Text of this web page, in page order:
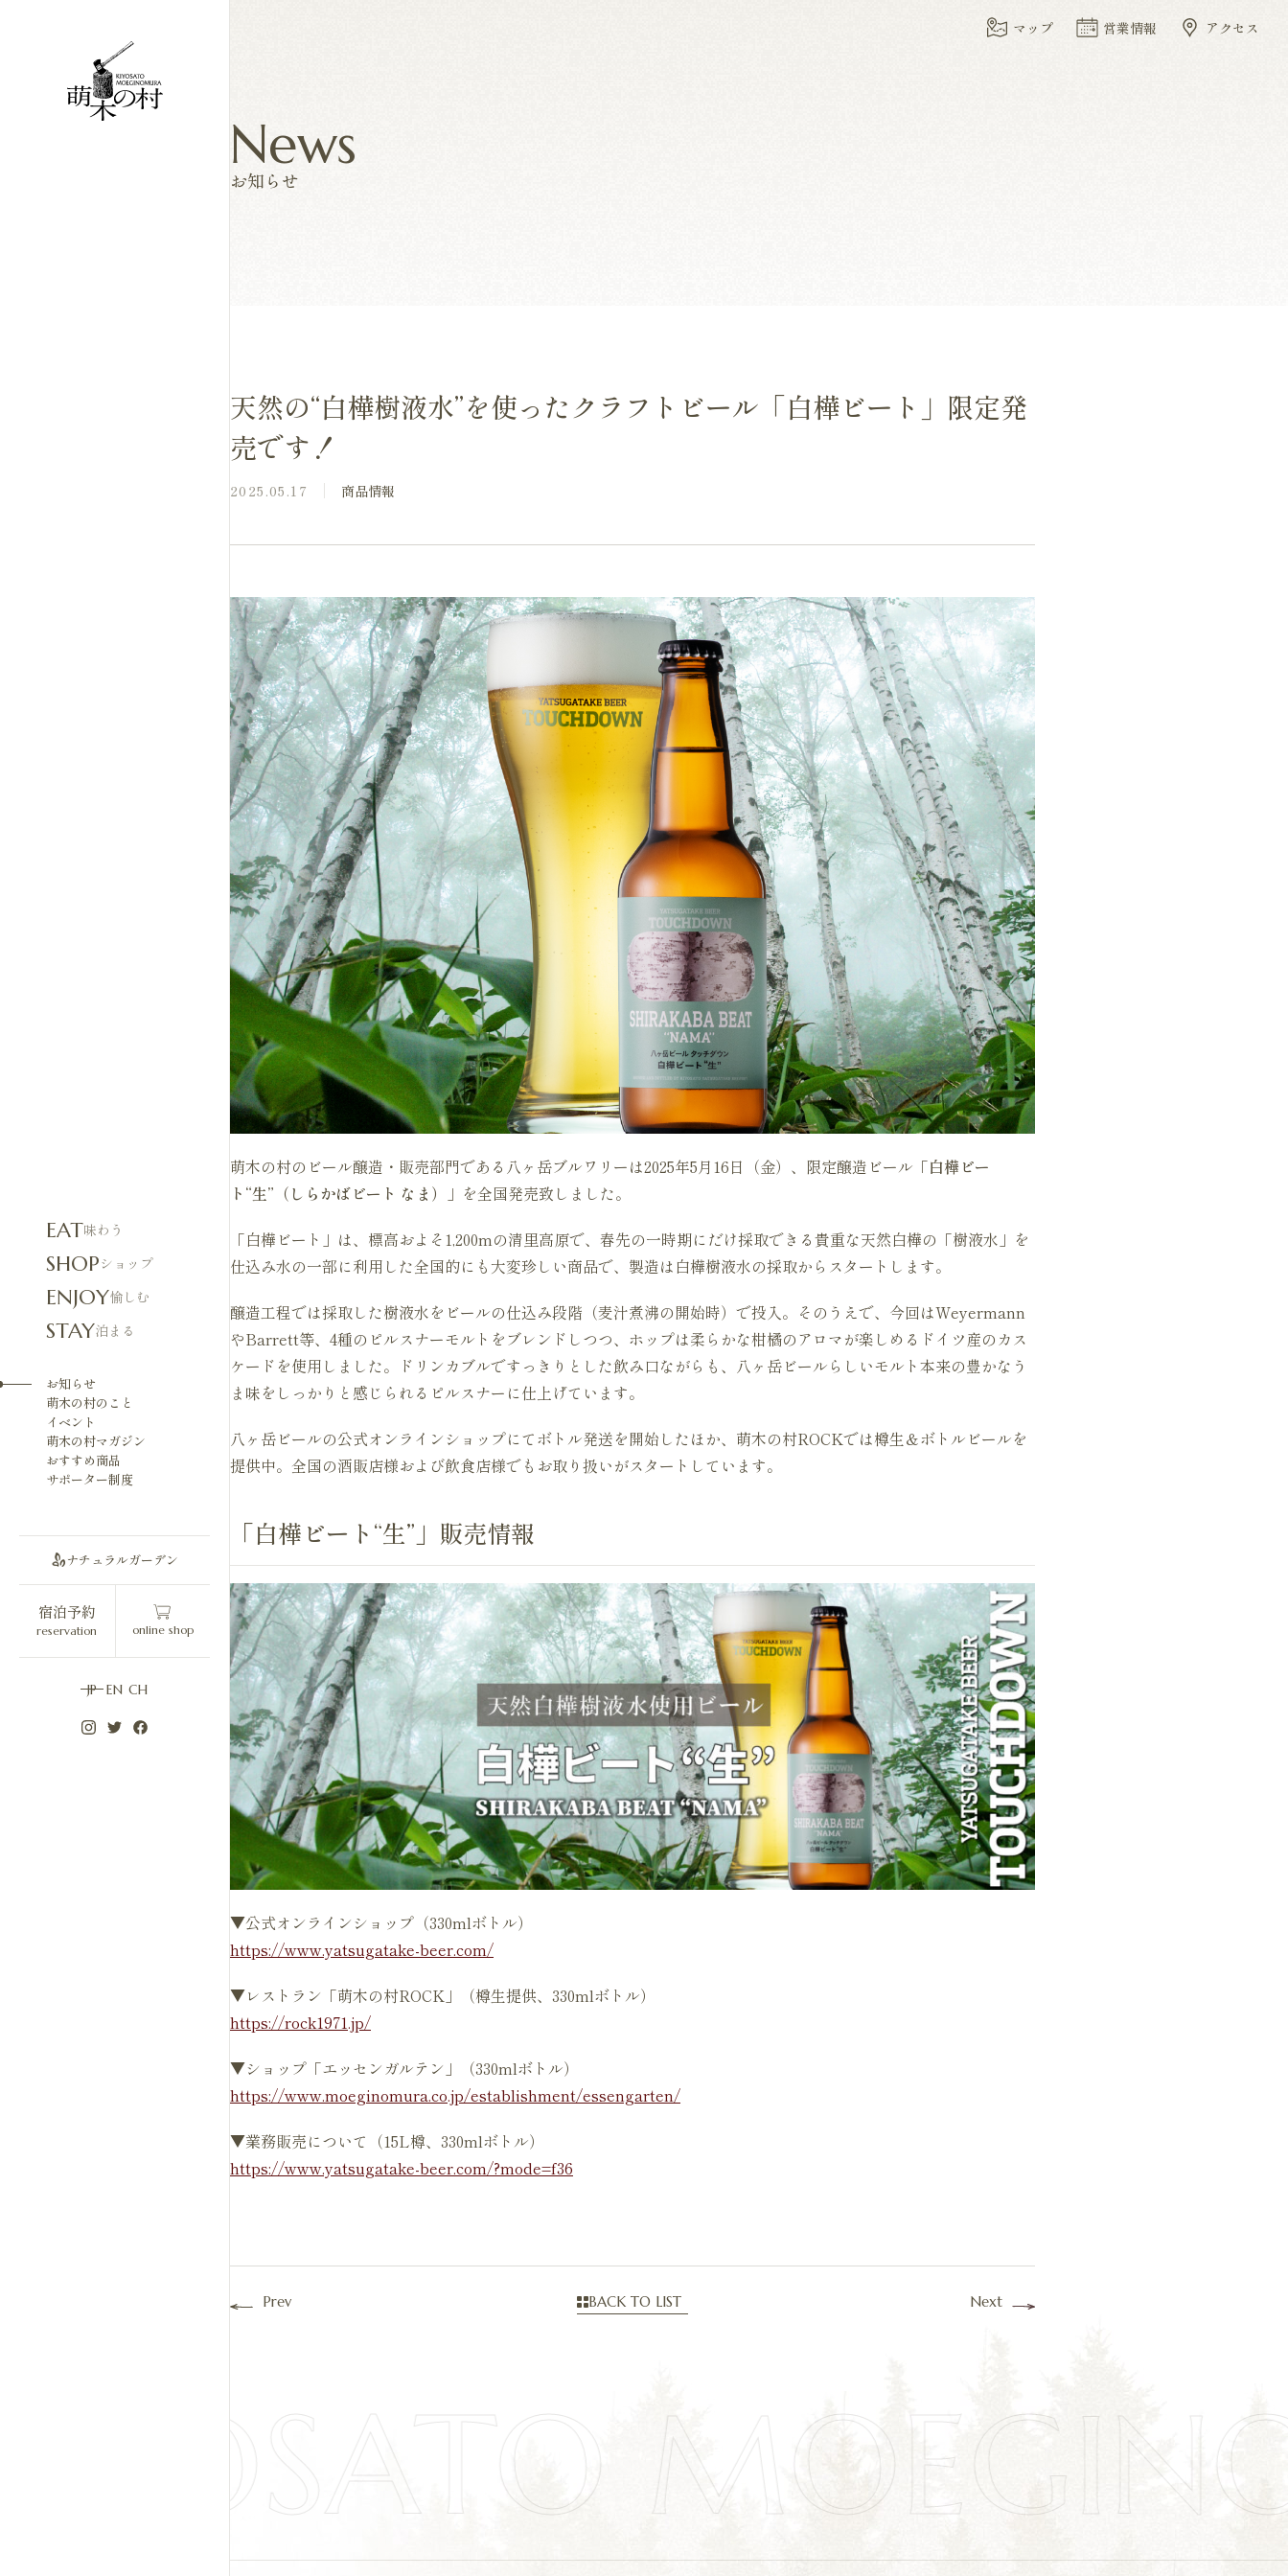
EAT味わう
SHOPショップ
ENJOY愉しむ
STAY泊まる
お知らせ
萌木の村のこと
イベント
萌木の村マガジン
おすすめ商品
サポーター制度
ナチュラルガーデン
宿泊予約
reservation online shop
JP EN CH
マップ 営業情報 アクセス
News
お知らせ
天然の“白樺樹液水”を使ったクラフトビール「白樺ビート」限定発
売です！
2025.05.17 商品情報
萌木の村のビール醸造・販売部門である八ヶ岳ブルワリーは2025年5月16日（金）、限定醸造ビール「白樺ビー
ト“生”（しらかばビート なま）
」を全国発売致しました。
「白樺ビート」は、標高およそ1,200mの清里高原で、春先の一時期にだけ採取できる貴重な天然白樺の「樹液水」を
仕込み水の一部に利用した全国的にも大変珍しい商品で、製造は白樺樹液水の採取からスタートします。
醸造工程では採取した樹液水をビールの仕込み段階（麦汁煮沸の開始時）で投入。そのうえで、今回はWeyermann
やBarrett等、4種のピルスナーモルトをブレンドしつつ、ホップは柔らかな柑橘のアロマが楽しめるドイツ産のカス
ケードを使用しました。ドリンカブルですっきりとした飲み口ながらも、八ヶ岳ビールらしいモルト本来の豊かなう
ま味をしっかりと感じられるピルスナーに仕上げています。
八ヶ岳ビールの公式オンラインショップにてボトル発送を開始したほか、萌木の村ROCKでは樽生＆ボトルビールを
提供中。全国の酒販店様および飲食店様でもお取り扱いがスタートしています。
「白樺ビート“生”」販売情報
▼公式オンラインショップ（330mlボトル）
https://www.yatsugatake-beer.com/
▼レストラン「萌木の村ROCK」（樽生提供、330mlボトル）
https://rock1971.jp/
▼ショップ「エッセンガルテン」（330mlボトル）
https://www.moeginomura.co.jp/establishment/essengarten/
▼業務販売について（15L樽、330mlボトル）
https://www.yatsugatake-beer.com/?mode=f36
Prev Next
BACK TO LIST